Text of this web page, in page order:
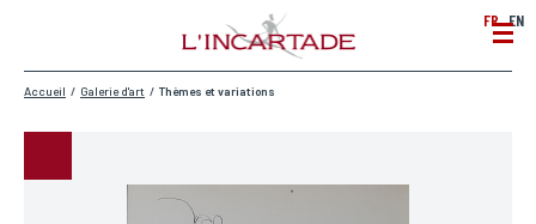
FR EN
Accueil / Galerie d'art / Thèmes et variations